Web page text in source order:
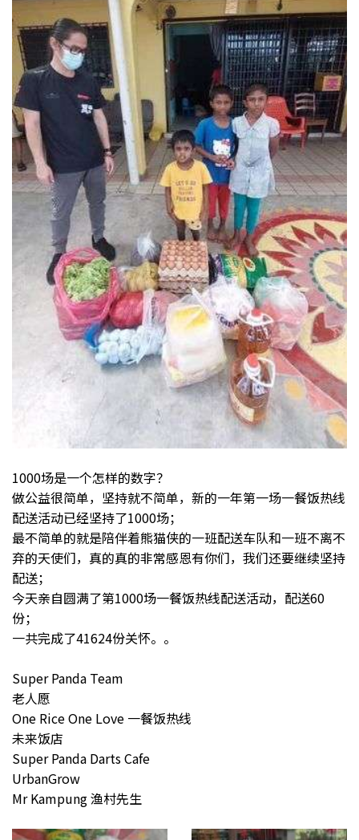
1000场是一个怎样的数字？
做公益很简单，坚持就不简单，新的一年第一场一餐饭热线
配送活动已经坚持了1000场；
最不简单的就是陪伴着熊猫侠的一班配送车队和一班不离不
弃的天使们，真的真的非常感恩有你们，我们还要继续坚持
配送；
今天亲自圆满了第1000场一餐饭热线配送活动，配送60
份；
一共完成了41624份关怀。。
Super Panda Team
老人愿
One Rice One Love 一餐饭热线
未来饭店
Super Panda Darts Cafe
UrbanGrow
Mr Kampung 渔村先生